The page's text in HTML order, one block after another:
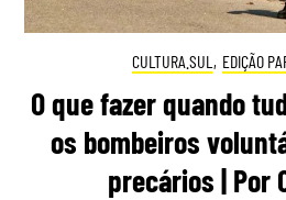
CULTURA.SUL , EDIÇÃO
O que fazer quando
os bombeiros
precários | Por